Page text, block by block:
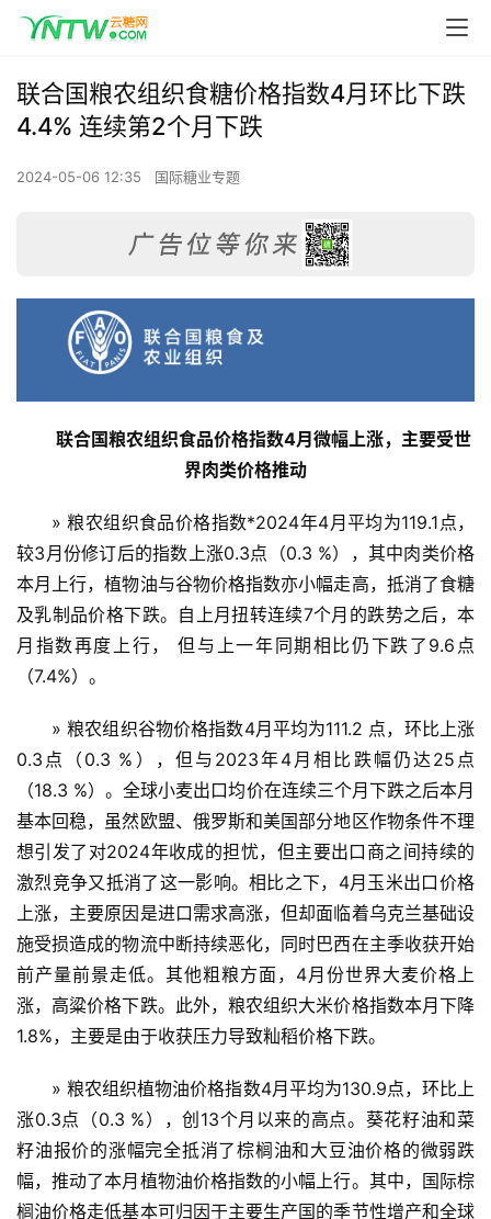
联合国粮农组织食糖价格指数4月环比下跌
4.4% 连续第2个月下跌
2024-05-06 12:35 国际糖业专题
联合国粮农组织食品价格指数4月微幅上涨，主要受世
界肉类价格推动
» 粮农组织食品价格指数*2024年4月平均为119.1点，
较3月份修订后的指数上涨0.3点（0.3 %），其中肉类价格
本月上行，植物油与谷物价格指数亦小幅走高，抵消了食糖
及乳制品价格下跌。自上月扭转连续7个月的跌势之后，本
月指数再度上行， 但与上一年同期相比仍下跌了9.6点
（7.4%）。
» 粮农组织谷物价格指数4月平均为111.2 点，环比上涨
0.3点（0.3 %），但与2023年4月相比跌幅仍达25点
（18.3 %）。全球小麦出口均价在连续三个月下跌之后本月
基本回稳，虽然欧盟、俄罗斯和美国部分地区作物条件不理
想引发了对2024年收成的担忧，但主要出口商之间持续的
激烈竞争又抵消了这一影响。相比之下，4月玉米出口价格
上涨，主要原因是进口需求高涨，但却面临着乌克兰基础设
施受损造成的物流中断持续恶化，同时巴西在主季收获开始
前产量前景走低。其他粗粮方面，4月份世界大麦价格上
涨，高粱价格下跌。此外，粮农组织大米价格指数本月下降
1.8%，主要是由于收获压力导致籼稻价格下跌。
» 粮农组织植物油价格指数4月平均为130.9点，环比上
涨0.3点（0.3 %），创13个月以来的高点。葵花籽油和菜
籽油报价的涨幅完全抵消了棕榈油和大豆油价格的微弱跌
幅，推动了本月植物油价格指数的小幅上行。其中，国际棕
榈油价格走低基本可归因于主要生产国的季节性增产和全球